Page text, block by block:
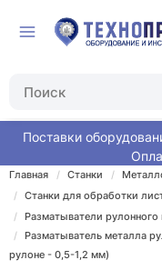
Поставки
Главная Станки
Станки для обработки
Разматыватели рулонного
Разматыватель металла
рулоне - 0,5-1,2 мм)